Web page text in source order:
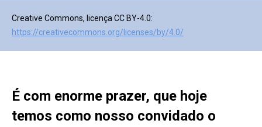
Creative Commons, licença CC BY-4.0:
https://creativecommons.org/licenses/by/4.0/
É com enorme prazer, que hoje
temos como nosso convidado o